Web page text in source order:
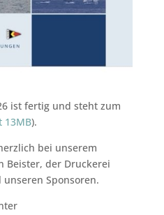
ist fertig und steht zum
13MB).
bei unserem
Beister, der Druckerei
Sponsoren.